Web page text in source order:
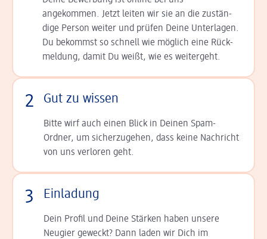
angekommen. Jetzt leiten wir sie an die zu­stän­
dige Person weiter und prüfen Deine Unterlagen.
Du bekommst so schnell wie möglich eine Rück­
meldung, damit Du weißt, wie es weitergeht.
2 Gut zu wissen
Bitte wirf auch einen Blick in Deinen Spam-
Ordner, um sicherzugehen, dass keine Nachricht
von uns verloren geht.
3 Einladung
Dein Profil und Deine Stär­ken haben unsere
Neugier geweckt? Dann laden wir Dich im